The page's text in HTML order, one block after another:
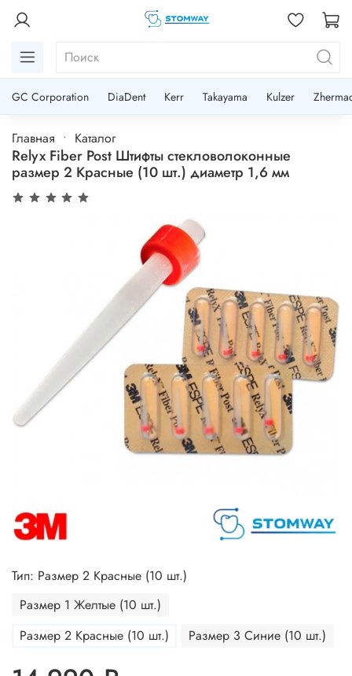
GC Corporation DiaDent Kerr Takayama Kulzer
Главная Каталог
Relyx Fiber Post Штифты стекловолоконные
размер 2 Красные (10 шт.) диаметр 1,6 мм
Тип: Размер 2 Красные (10 шт.)
Размер 1 Желтые (10 шт.)
Размер 2 Красные (10 шт.)
Размер 3 Синие (10 шт.)